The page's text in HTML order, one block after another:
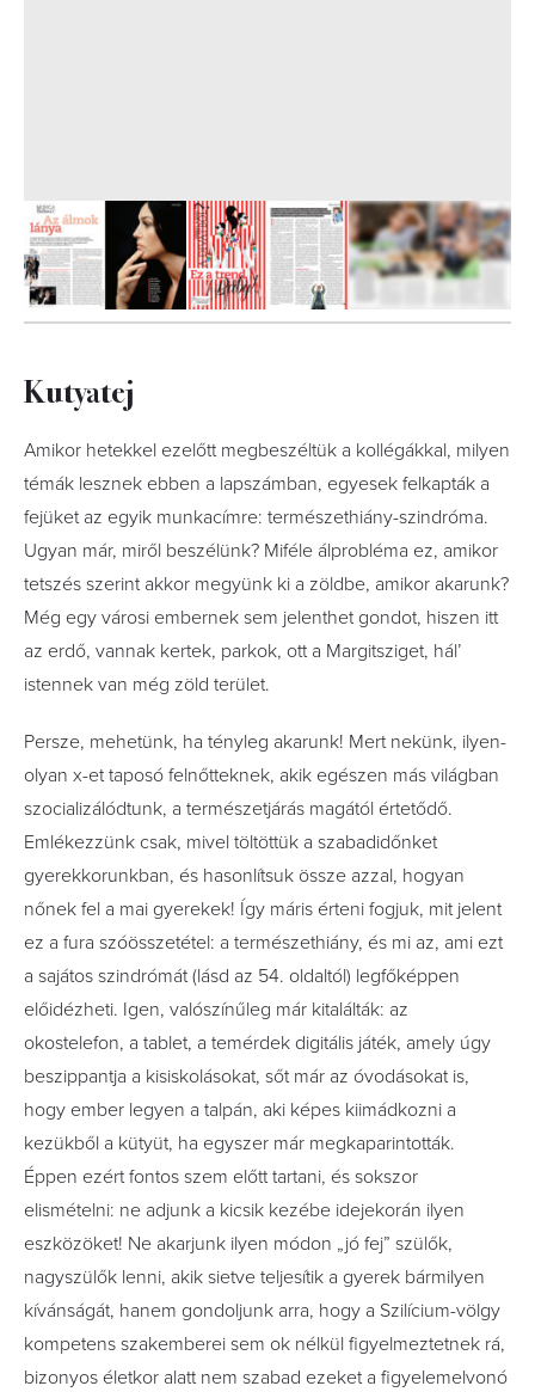
Kutyatej
Amikor hetekkel ezelőtt megbeszéltük a kollégákkal, milyen
témák lesznek ebben a lapszámban, egyesek felkapták a
fejüket az egyik munkacímre: természethiány-szindróma.
Ugyan már, miről beszélünk? Miféle álprobléma ez, amikor
tetszés szerint akkor megyünk ki a zöldbe, amikor akarunk?
Még egy városi embernek sem jelenthet gondot, hiszen itt
az erdő, vannak kertek, parkok, ott a Margitsziget, hál’
istennek van még zöld terület.
Persze, mehetünk, ha tényleg akarunk! Mert nekünk, ilyen-
olyan x-et taposó felnőtteknek, akik egészen más világban
szocializálódtunk, a természetjárás magától értetődő.
Emlékezzünk csak, mivel töltöttük a szabadidőnket
gyerekkorunkban, és hasonlítsuk össze azzal, hogyan
nőnek fel a mai gyerekek! Így máris érteni fogjuk, mit jelent
ez a fura szóösszetétel: a természethiány, és mi az, ami ezt
a sajátos szindrómát (lásd az 54. oldaltól) legfőképpen
előidézheti. Igen, valószínűleg már kitalálták: az
okostelefon, a tablet, a temérdek digitális játék, amely úgy
beszippantja a kisiskolásokat, sőt már az óvodásokat is,
hogy ember legyen a talpán, aki képes kiimádkozni a
kezükből a kütyüt, ha egyszer már megkaparintották.
Éppen ezért fontos szem előtt tartani, és sokszor
elismételni: ne adjunk a kicsik kezébe idejekorán ilyen
eszközöket! Ne akarjunk ilyen módon „jó fej” szülők,
nagyszülők lenni, akik sietve teljesítik a gyerek bármilyen
kívánságát, hanem gondoljunk arra, hogy a Szilícium-völgy
kompetens szakemberei sem ok nélkül figyelmeztetnek rá,
bizonyos életkor alatt nem szabad ezeket a figyelemelvonó